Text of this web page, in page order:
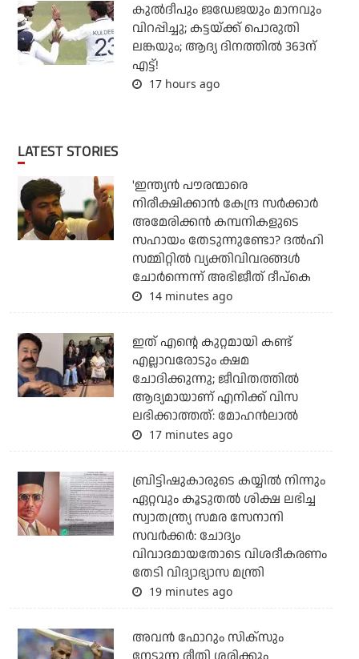
കുല്‍ദീപും ജഡേജയും മാനവും
വിറപ്പിച്ചു; കട്ടയ്ക്ക് പൊരുതി
ലങ്കയും; ആദ്യ ദിനത്തില്‍ 363ന്
എട്ട്!
17 hours ago
LATEST STORIES
'ഇന്ത്യന്‍ പൗരന്മാരെ
നിരീക്ഷിക്കാന്‍ കേന്ദ്ര സര്‍ക്കാര്‍
അമേരിക്കന്‍ കമ്പനികളുടെ
സഹായം തേടുന്നുണ്ടോ? ദല്‍ഹി
സമ്മിറ്റില്‍ വ്യക്തിവിവരങ്ങള്‍
ചോര്‍ന്നെന്ന് അഭിജീത് ദീപ്‌കെ
14 minutes ago
ഇത് എന്റെ കുറ്റമായി കണ്ട്
എല്ലാവരോടും ക്ഷമ
ചോദിക്കുന്നു; ജീവിതത്തിൽ
ആദ്യമായാണ് എനിക്ക് വിസ
ലഭിക്കാത്തത്: മോഹൻലാൽ
17 minutes ago
ബ്രിട്ടിഷുകാരുടെ കയ്യില്‍ നിന്നും
ഏറ്റവും കൂടുതല്‍ ശിക്ഷ ലഭിച്ച
സ്വാതന്ത്ര്യ സമര സേനാനി
സവര്‍ക്കര്‍: ചോദ്യം
വിവാദമായതോടെ വിശദീകരണം
തേടി വിദ്യാഭ്യാസ മന്ത്രി
19 minutes ago
അവന്‍ ഫോറും സിക്സും